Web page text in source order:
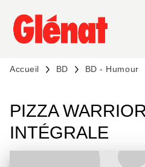
MENU RECHERCHE
PIED DE PAGE
Accueil BD BD - Humour
PIZZA
INTÉGRALE